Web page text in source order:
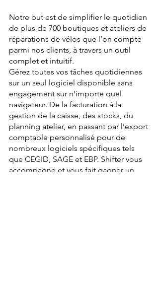
Notre but est de simplifier le quotidien
de plus de 700 boutiques et ateliers de
réparations de vélos que l’on compte
parmi nos clients, à travers un outil
complet et intuitif.
Gérez toutes vos tâches quotidiennes
sur un seul logiciel disponible sans
engagement sur n'importe quel
navigateur. De la facturation à la
gestion de la caisse, des stocks, du
planning atelier, en passant par l’export
comptable personnalisé pour de
nombreux logiciels spécifiques tels
que CEGID, SAGE et EBP. Shifter vous
accompagne et vous fait gagner un